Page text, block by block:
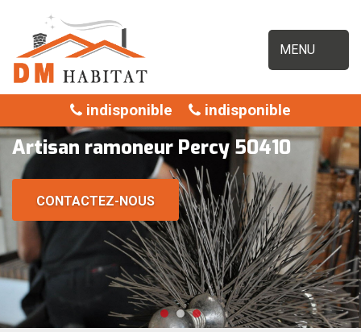
MENU
indisponible indisponible
Artisan ramoneur Percy 50410
CONTACTEZ-NOUS